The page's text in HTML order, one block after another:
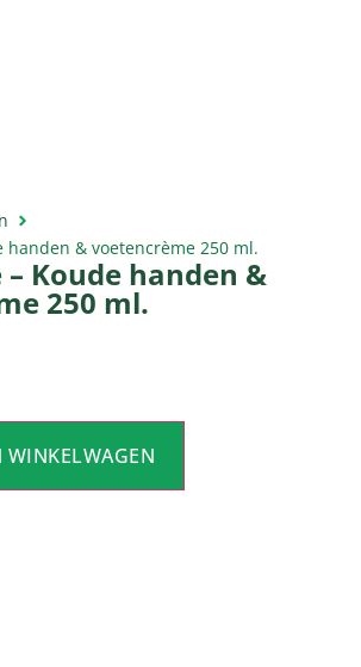
handen & voetencrème 250 ml.
Koude handen &
250 ml.
WINKELWAGEN